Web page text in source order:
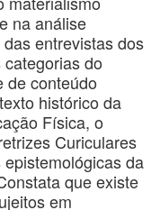
na análise
entrevistas dos
do
de conteúdo
histórico da
Física, o
Curiculares
da
que existe
em